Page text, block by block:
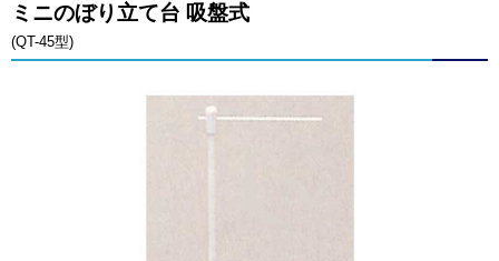
ミニのぼり立て台 吸盤式
(QT-45型)